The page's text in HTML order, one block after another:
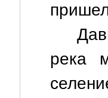
река